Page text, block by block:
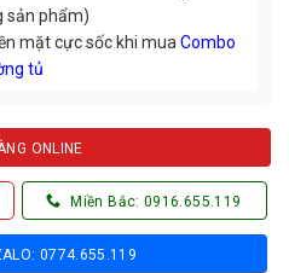
sản phẩm)
mặt cực sốc khi muaCombo
tủ
ONLINE
Miền Bắc: 0916.655.119
0774.655.119